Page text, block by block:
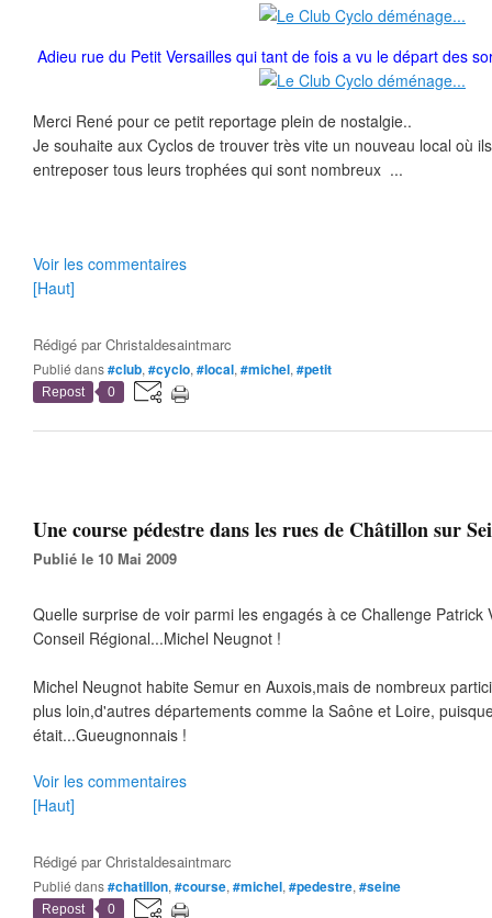
Adieu rue du Petit Versailles qui tant de fois a vu le départ des
Merci René pour ce petit reportage plein de nostalgie..
Je souhaite aux Cyclos de trouver très vite un nouveau local où
entreposer tous leurs trophées qui sont nombreux ...
Voir les commentaires
[Haut]
Rédigé parChristaldesaintmarc
Publié dans#club, #cyclo, #local, #michel, #petit
Repost 0
Une course pédestre dans les rues de Châtillon sur
Publié le 10 Mai 2009
Quelle surprise de voir parmi les engagés à ce Challenge Patrick
Conseil Régional...Michel Neugnot !
Michel Neugnot habite Semur en Auxois,mais de nombreux
plus loin,d'autres départements comme la Saône et Loire,
était...Gueugnonnais !
Voir les commentaires
[Haut]
Rédigé parChristaldesaintmarc
Publié dans#chatillon, #course, #michel, #pedestre, #seine
Repost 0